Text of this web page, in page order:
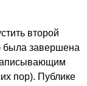
второй
была завершена
пор). Публике